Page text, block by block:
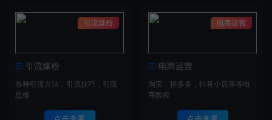
引流爆粉
引流爆粉
各种引流方法，引流技巧，引流
思维
电商运营
电商运营
淘宝，拼多多，抖音小店等等电
商教程